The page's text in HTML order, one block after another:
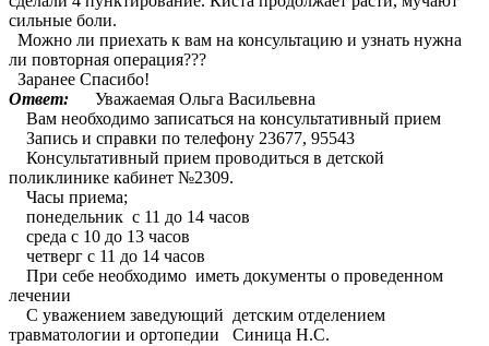
сильные боли.
Можно ли приехать к вам на консультацию и узнать нужна
ли повторная операция???
Заранее Спасибо!
Ответ:
Уважаемая Ольга Васильевна
Вам необходимо записаться на консультативный прием
Запись и справки по телефону 23677, 95543
Консультативный прием проводиться в детской
поликлинике кабинет №2309.
Часы приема;
понедельник с 11 до 14 часов
среда с 10 до 13 часов
четверг с 11 до 14 часов
При себе необходимо иметь документы о проведенном
лечении
С уважением заведующий детским отделением
травматологии и ортопедии Синица Н.С.